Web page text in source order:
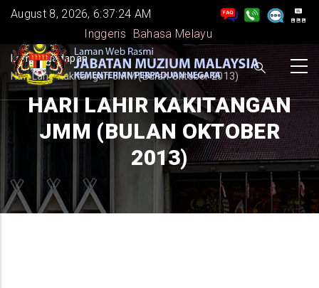
Skip
main
content
August 8, 2026, 6:37:24 AM
Inggeris
Bahasa Melayu
BREADCRUMB
Laman Hadapan -
Hari Lahir Kakitangan JMM (Bulan Oktober 2013)
HARI LAHIR KAKITANGAN
JMM (BULAN OKTOBER
2013)